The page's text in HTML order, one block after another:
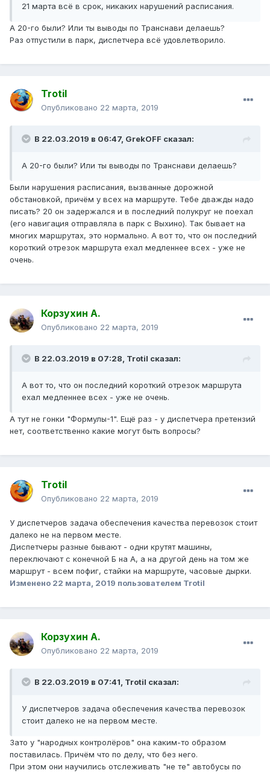
21 марта всё в срок, никаких нарушений расписания.
А 20-го были? Или ты выводы по Транснави делаешь?
Раз отпустили в парк, диспетчера всё удовлетворило.
Trotil
Опубликовано 22 марта, 2019
В 22.03.2019 в 06:47, GrekOFF сказал:
А 20-го были? Или ты выводы по Транснави делаешь?
Были нарушения расписания, вызванные дорожной
обстановкой, причём у всех на маршруте. Тебе дважды надо
писать? 20 он задержался и в последний полукруг не поехал
(его навигация отправляла в парк с Выхино). Так бывает на
многих маршрутах, это нормально. А вот то, что он последний
короткий отрезок маршрута ехал медленнее всех - уже не
очень.
Корзухин А.
Опубликовано 22 марта, 2019
В 22.03.2019 в 07:28, Trotil сказал:
А вот то, что он последний короткий отрезок маршрута
ехал медленнее всех - уже не очень.
А тут не гонки "Формулы-1". Ещё раз - у диспетчера претензий
нет, соответственно какие могут быть вопросы?
Trotil
Опубликовано 22 марта, 2019
У диспетчеров задача обеспечения качества перевозок стоит
далеко не на первом месте.
Диспетчеры разные бывают - одни крутят машины,
переключают с конечной Б на А, а на другой день на том же
маршрут - всем пофиг, стайки на маршруте, часовые дырки.
Изменено 22 марта, 2019 пользователем Trotil
Корзухин А.
Опубликовано 22 марта, 2019
В 22.03.2019 в 07:41, Trotil сказал:
У диспетчеров задача обеспечения качества перевозок
стоит далеко не на первом месте.
Зато у "народных контролёров" она каким-то образом
поставилась. Причём что по делу, что без него.
При этом они научились отслеживать "не те" автобусы по